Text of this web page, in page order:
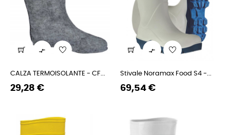

CALZA TERMOISOLANTE - CF...
Prezzo
Prezzo
29,28 €

Stivale Noramax Food S4 -...
Prezzo
Prezzo
69,54 €